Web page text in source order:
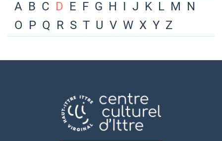
A B C D E F G H I J K L M N
O P Q R S T U V W X Y Z